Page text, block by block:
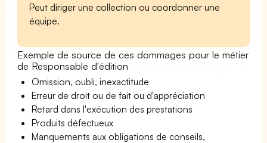
Peut diriger une collection ou coordonner une
équipe.
Exemple de source de ces dommages pour le métier
de Responsable d'édition
Omission, oubli, inexactitude
Erreur de droit ou de fait ou d'appréciation
Retard dans l'exécution des prestations
Produits défectueux
Manquements aux obligations de conseils,